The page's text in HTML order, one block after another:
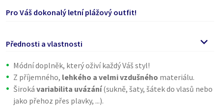
Pro Váš dokonalý letní plážový outfit!
Přednosti a vlastnosti
Módní doplněk, který oživí každý Váš styl!
Z příjemného, lehkého a velmi vzdušného materiálu.
Široká variabilita uvázání(sukně, šaty, šátek do vlasů nebo
jako přehoz přes plavky, ...).